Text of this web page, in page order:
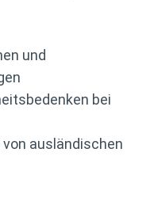
und
bei
ausländischen